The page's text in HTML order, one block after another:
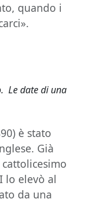
quando i
Le date di una
è stato
Già
lo elevò al
da una